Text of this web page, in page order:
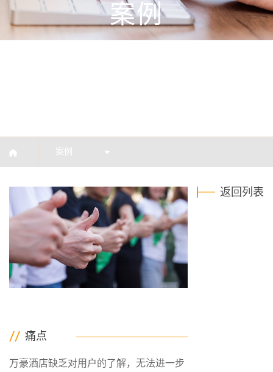
案例
案例
痛点
万豪酒店缺乏对用户的了解，无法进一步
返回列表